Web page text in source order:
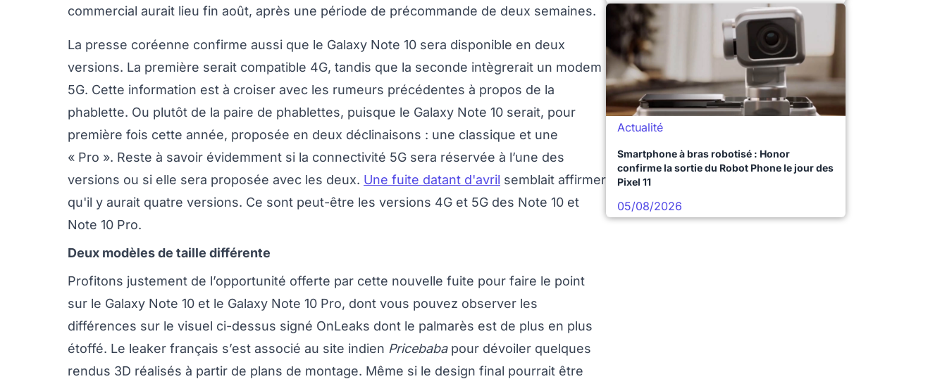
commercial aurait lieu fin août, après une période de précommande de deux semaines.
La presse coréenne confirme aussi que le Galaxy Note 10 sera disponible en deux
versions. La première serait compatible 4G, tandis que la seconde intègrerait un modem
5G. Cette information est à croiser avec les rumeurs précédentes à propos de la
phablette. Ou plutôt de la paire de phablettes, puisque le Galaxy Note 10 serait, pour
première fois cette année, proposée en deux déclinaisons : une classique et une
« Pro ». Reste à savoir évidemment si la connectivité 5G sera réservée à l’une des
versions ou si elle sera proposée avec les deux. Une fuite datant d'avril semblait affirmer
qu'il y aurait quatre versions. Ce sont peut-être les versions 4G et 5G des Note 10 et
Note 10 Pro.
Deux modèles de taille différente
Profitons justement de l’opportunité offerte par cette nouvelle fuite pour faire le point
sur le Galaxy Note 10 et le Galaxy Note 10 Pro, dont vous pouvez observer les
différences sur le visuel ci-dessus signé OnLeaks dont le palmarès est de plus en plus
étoffé. Le leaker français s’est associé au site indien Pricebabapour dévoiler quelques
rendus 3D réalisés à partir de plans de montage. Même si le design final pourrait être
Actualité
Smartphone à bras robotisé : Honor
confirme la sortie du Robot Phone le jour des
Pixel 11
05/08/2026